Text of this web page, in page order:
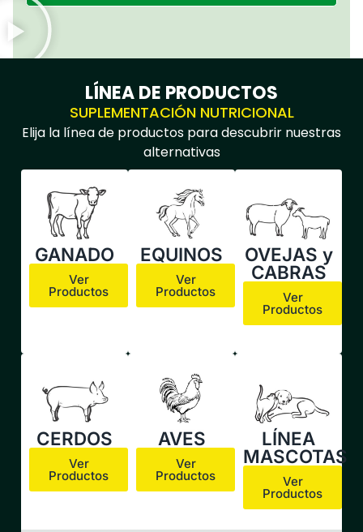
LÍNEA DE PRODUCTOS
SUPLEMENTACIÓN NUTRICIONAL
Elija la línea de productos para descubrir nuestras
alternativas
GANADO
Ver
Productos
EQUINOS
Ver
Productos
OVEJAS y
CABRAS
Ver
Productos
CERDOS
Ver
Productos
AVES
Ver
Productos
LÍNEA
MASCOTAS
Ver
Productos